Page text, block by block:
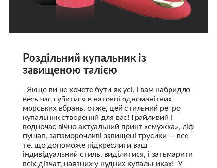
Роздільний купальник із
завищеною талією
Якщо ви не хочете бути як усі, і вам набридло
весь час губитися в натовпі одноманітних
морських вбрань, отже, цей стильний ретро
купальник створений для вас! Грайливий і
водночас вічно актуальний принт «смужка», ліф
пушап, запаморочливі завищені трусики — все
те, що допоможе підкреслити ваш
індивідуальний стиль, виділитися, і затьмарити
всіх дівчат, наявних у нудних купальниках! У